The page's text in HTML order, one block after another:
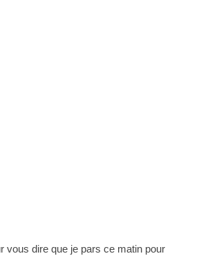
vous dire que je pars ce matin pour